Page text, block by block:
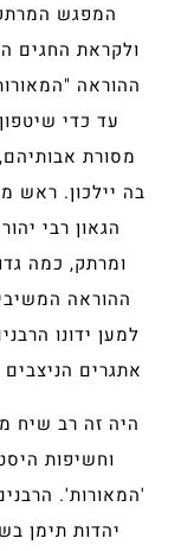
המפגש
ולקראת החגים
ההוראה
עד כדי
מסורת
בה יילכון. ראש
הגאון רבי
ומרתק, כמה
ההוראה
למען ידונו
אתגרים
היה זה רב שיח
וחשיפות
'המאורות'.
יהדות תימן